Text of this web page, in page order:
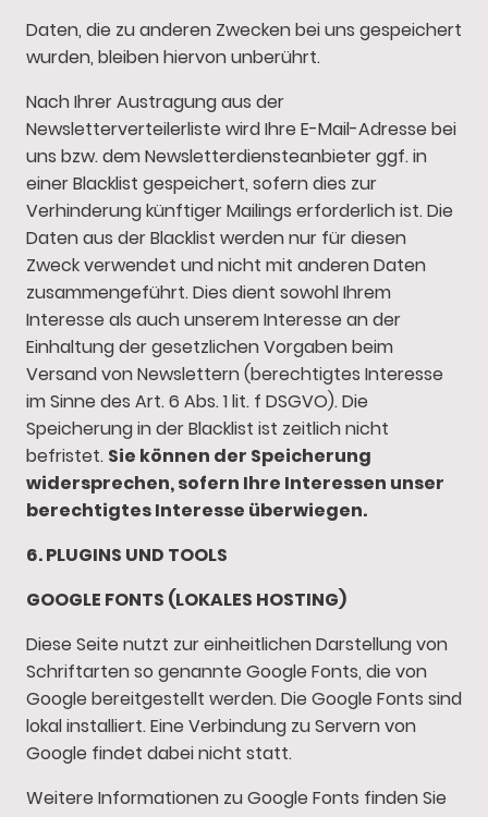
Daten, die zu anderen Zwecken bei uns gespeichert
wurden, bleiben hiervon unberührt.
Nach Ihrer Austragung aus der
Newsletterverteilerliste wird Ihre E-Mail-Adresse bei
uns bzw. dem Newsletterdiensteanbieter ggf. in
einer Blacklist gespeichert, sofern dies zur
Verhinderung künftiger Mailings erforderlich ist. Die
Daten aus der Blacklist werden nur für diesen
Zweck verwendet und nicht mit anderen Daten
zusammengeführt. Dies dient sowohl Ihrem
Interesse als auch unserem Interesse an der
Einhaltung der gesetzlichen Vorgaben beim
Versand von Newslettern (berechtigtes Interesse
im Sinne des Art. 6 Abs. 1 lit. f DSGVO). Die
Speicherung in der Blacklist ist zeitlich nicht
befristet. Sie können der Speicherung
widersprechen, sofern Ihre Interessen unser
berechtigtes Interesse überwiegen.
6. PLUGINS UND TOOLS
GOOGLE FONTS (LOKALES HOSTING)
Diese Seite nutzt zur einheitlichen Darstellung von
Schriftarten so genannte Google Fonts, die von
Google bereitgestellt werden. Die Google Fonts sind
lokal installiert. Eine Verbindung zu Servern von
Google findet dabei nicht statt.
Weitere Informationen zu Google Fonts finden Sie